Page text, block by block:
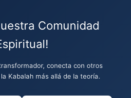
Comunidad
conecta con otros
Kabalah más allá de la teoría.